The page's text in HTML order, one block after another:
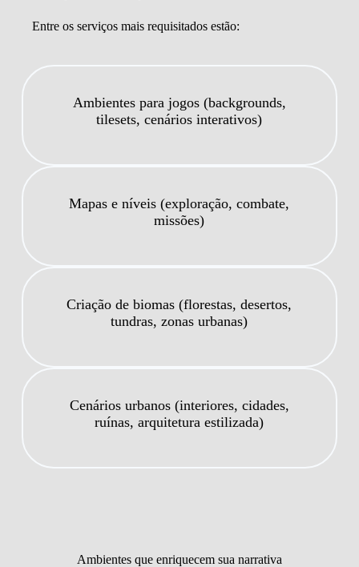
Entre os serviços mais requisitados estão:
Ambientes para jogos (backgrounds,
tilesets, cenários interativos)
Mapas e níveis (exploração, combate,
missões)
Criação de biomas (florestas, desertos,
tundras, zonas urbanas)
Cenários urbanos (interiores, cidades,
ruínas, arquitetura estilizada)
Ambientes que enriquecem sua narrativa